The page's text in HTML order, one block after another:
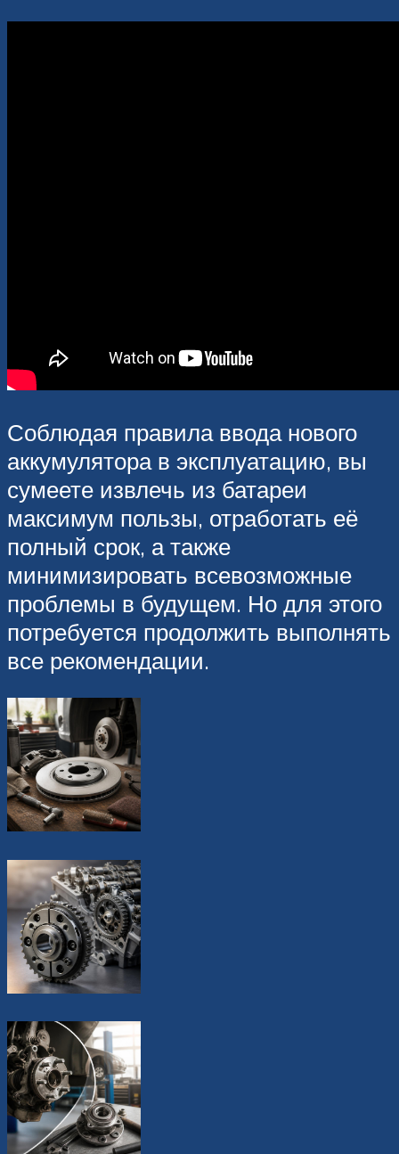
Соблюдая правила ввода нового
аккумулятора в эксплуатацию, вы
сумеете извлечь из батареи
максимум пользы, отработать её
полный срок, а также
минимизировать всевозможные
проблемы в будущем. Но для этого
потребуется продолжить выполнять
все рекомендации.